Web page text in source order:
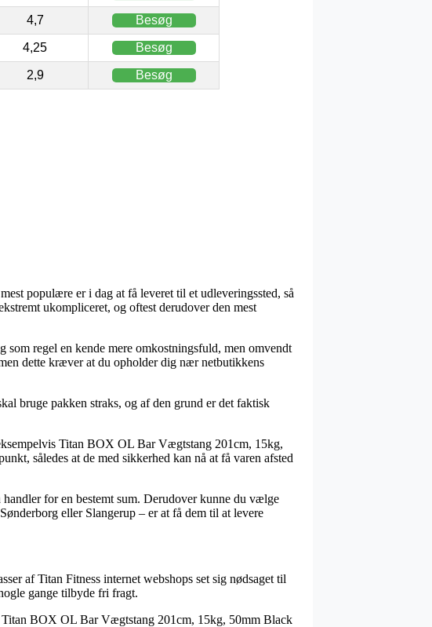
4,7 Besøg
4,25 Besøg
2,9 Besøg
populære er i dag at få leveret til et udleveringssted, så
ukompliceret, og oftest derudover den mest
regel en kende mere omkostningsfuld, men omvendt
dette kræver at du opholder dig nær netbutikkens
bruge pakken straks, og af den grund er det faktisk
Titan BOX OL Bar Vægtstang 201cm, 15kg,
således at de med sikkerhed kan nå at få varen afsted
for en bestemt sum. Derudover kunne du vælge
eller Slangerup – er at få dem til at levere
af Titan Fitness internet webshops set sig nødsaget til
gange tilbyde fri fragt.
BOX OL Bar Vægtstang 201cm, 15kg, 50mm Black